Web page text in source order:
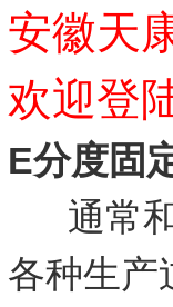
安徽天
欢迎登
E分度固
通常和
各种生产